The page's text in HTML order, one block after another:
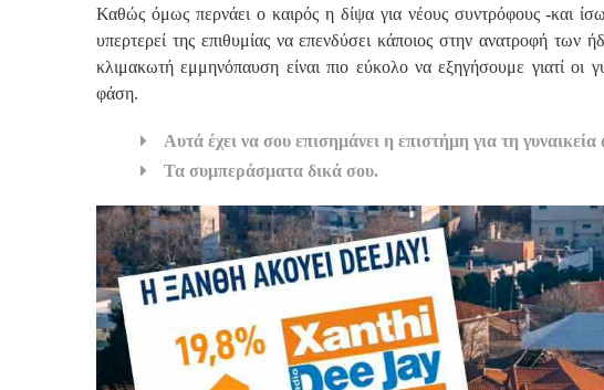
Καθώς όμως περνάει ο καιρός η δίψα για νέους συντρόφους -και
υπερτερεί της επιθυμίας να επενδύσει κάποιος στην ανατροφή των
κλιμακωτή εμμηνόπαυση είναι πιο εύκολο να εξηγήσουμε γιατί οι
φάση.
Αυτά έχει να σου επισημάνει η επιστήμη για τη γυναικεία
Τα συμπεράσματα δικά σου.